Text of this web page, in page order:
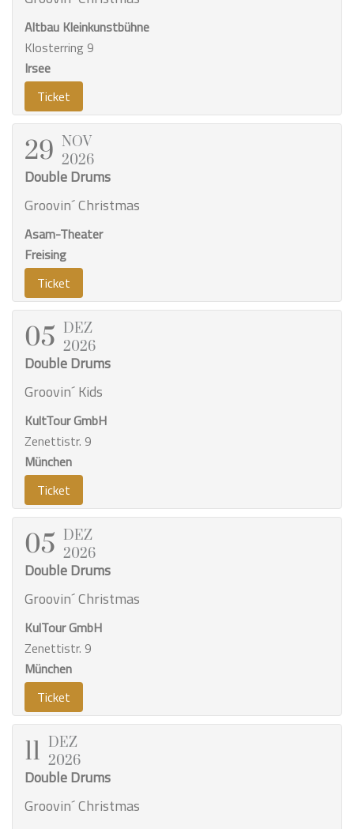
Altbau Kleinkunstbühne
Klosterring 9
Irsee
Ticket
29 NOV
2026
Double Drums
Groovin´ Christmas
Asam-Theater
Freising
Ticket
05 DEZ
2026
Double Drums
Groovin´ Kids
KultTour GmbH
Zenettistr. 9
München
Ticket
05 DEZ
2026
Double Drums
Groovin´ Christmas
KulTour GmbH
Zenettistr. 9
München
Ticket
11 DEZ
2026
Double Drums
Groovin´ Christmas